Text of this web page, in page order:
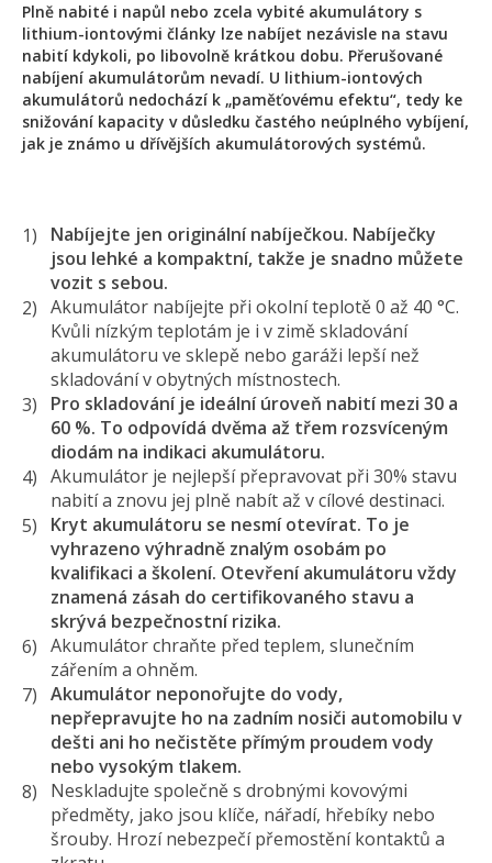
Plně nabité i napůl nebo zcela vybité akumulátory s
lithium-iontovými články lze nabíjet nezávisle na stavu
nabití kdykoli, po libovolně krátkou dobu. Přerušované
nabíjení akumulátorům nevadí. U lithium-iontových
akumulátorů nedochází k „paměťovému efektu“, tedy ke
snižování kapacity v důsledku častého neúplného vybíjení,
jak je známo u dřívějších akumulátorových systémů.
Nabíjejte jen originální nabíječkou. Nabíječky
jsou lehké a kompaktní, takže je snadno můžete
vozit s sebou.
Akumulátor nabíjejte při okolní teplotě 0 až 40 °C.
Kvůli nízkým teplotám je i v zimě skladování
akumulátoru ve sklepě nebo garáži lepší než
skladování v obytných místnostech.
Pro skladování je ideální úroveň nabití mezi 30 a
60 %. To odpovídá dvěma až třem rozsvíceným
diodám na indikaci akumulátoru.
Akumulátor je nejlepší přepravovat při 30% stavu
nabití a znovu jej plně nabít až v cílové destinaci.
Kryt akumulátoru se nesmí otevírat. To je
vyhrazeno výhradně znalým osobám po
kvalifikaci a školení. Otevření akumulátoru vždy
znamená zásah do certifikovaného stavu a
skrývá bezpečnostní rizika.
Akumulátor chraňte před teplem, slunečním
zářením a ohněm.
Akumulátor neponořujte do vody,
nepřepravujte ho na zadním nosiči automobilu v
dešti ani ho nečistěte přímým proudem vody
nebo vysokým tlakem.
Neskladujte společně s drobnými kovovými
předměty, jako jsou klíče, nářadí, hřebíky nebo
šrouby. Hrozí nebezpečí přemostění kontaktů a